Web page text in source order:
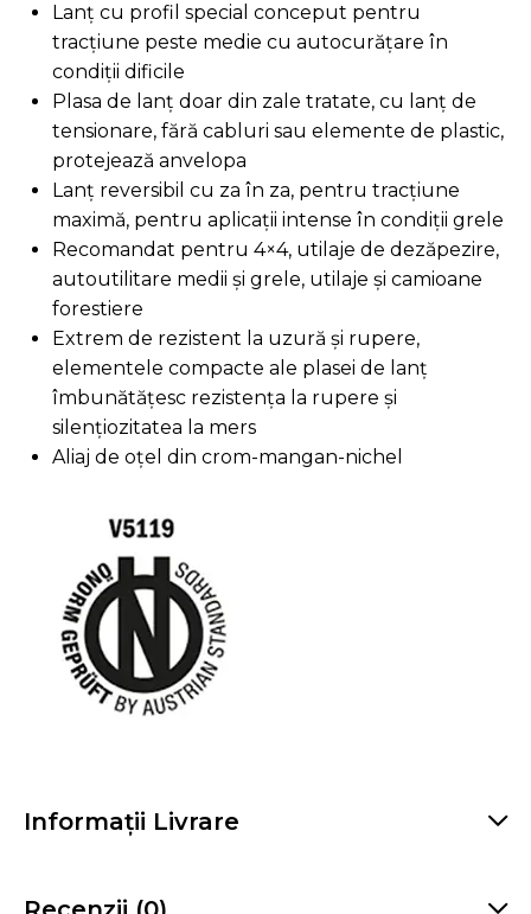
Lanț cu profil special conceput pentru
tracțiune peste medie cu autocurățare în
condiții dificile
Plasa de lanț doar din zale tratate, cu lanț de
tensionare, fără cabluri sau elemente de plastic,
protejează anvelopa
Lanț reversibil cu za în za, pentru tracțiune
maximă, pentru aplicații intense în condiții grele
Recomandat pentru 4×4, utilaje de dezăpezire,
autoutilitare medii și grele, utilaje și camioane
forestiere
Extrem de rezistent la uzură și rupere,
elementele compacte ale plasei de lanț
îmbunătățesc rezistența la rupere și
silențiozitatea la mers
Aliaj de oțel din crom-mangan-nichel
Informații Livrare